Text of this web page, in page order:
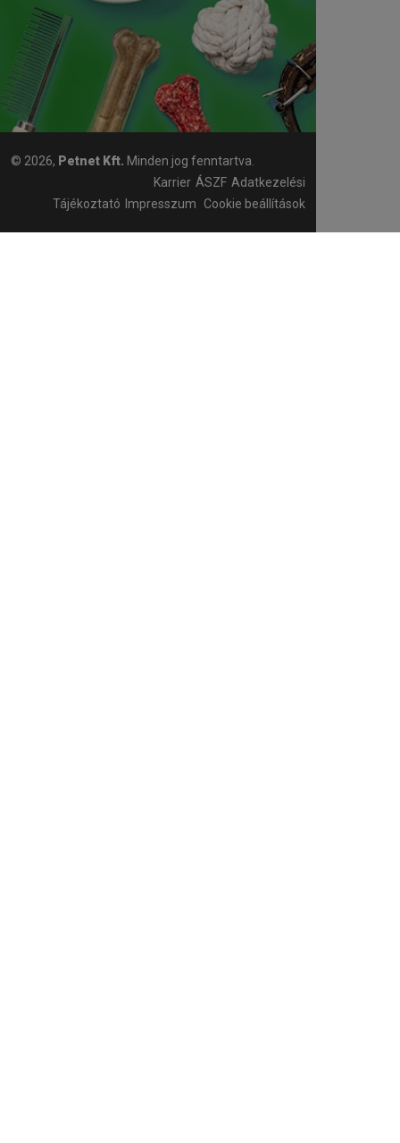
© 2026, Petnet Kft. Minden jog fenntartva.
Karrier ÁSZF Adatkezelési
Tájékoztató
Impresszum Cookie beállítások